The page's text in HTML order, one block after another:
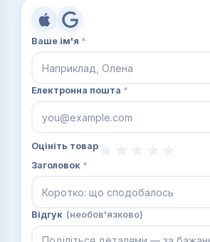
Ваше ім'я *
Електронна пошта *
Оцініть товар
Заголовок *
Відгук (необов'язково)